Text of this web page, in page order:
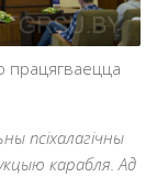
працягваецца
псіхалагічны
карабля. Ад